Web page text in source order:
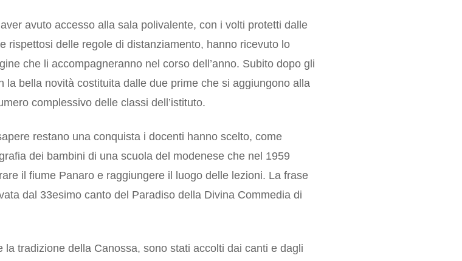
avuto accesso alla sala polivalente, con i volti protetti dalle
rispettosi delle regole di distanziamento, hanno ricevuto lo
che li accompagneranno nel corso dell’anno. Subito dopo gli
la bella novità costituita dalle due prime che si aggiungono alla
complessivo delle classi dell’istituto.
restano una conquista i docenti hanno scelto, come
dei bambini di una scuola del modenese che nel 1959
il fiume Panaro e raggiungere il luogo delle lezioni. La frase
dal 33esimo canto del Paradiso della Divina Commedia di
tradizione della Canossa, sono stati accolti dai canti e dagli